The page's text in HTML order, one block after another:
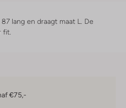
lang en draagt maat L. De
fit
€75,-